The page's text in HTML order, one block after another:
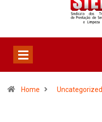
Home Uncategorized